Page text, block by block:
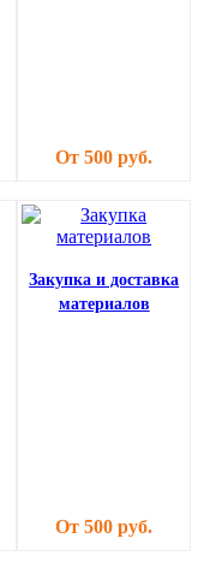
От 500 руб.
Закупка и доставка
материалов
От 500 руб.